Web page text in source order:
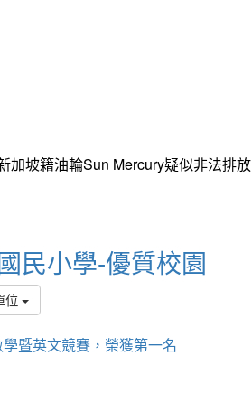
加坡籍油輪Sun Mercury疑似非法排放
民小學-優質校園
位
暨英文競賽，榮獲第一名